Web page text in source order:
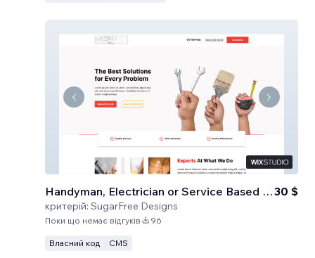
Handyman, Electrician or Service Based Business
критерій: SugarFree Designs
30 $
Поки що немає відгуків 96
Власний код CMS